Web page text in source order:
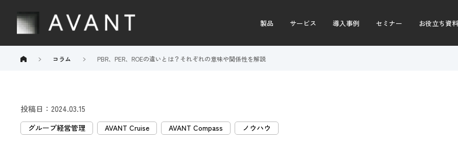
製品 サービス 導入事例 セミナー お役立ち資料
コラム PBR、PER、ROEの違いとは？それぞれの意味や関係性を解説
投稿日：2024.03.15
グループ経営管理 AVANT Cruise AVANT Compass ノウハウ